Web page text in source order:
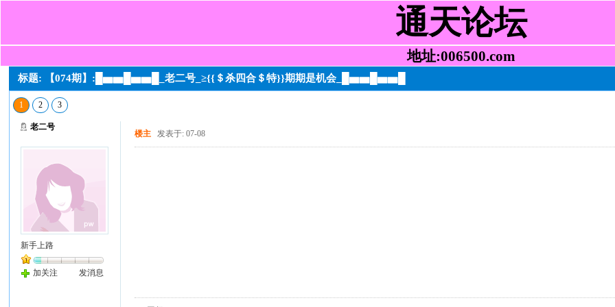
通天论坛
地址:006500.com
标题: 【074期】:█▅▅█▅▅█_老二号_≥{{＄杀四合＄特}}期期是机会_█▅▅█▅▅█
1 2 3
老二号
新手上路
加关注 发消息
楼主 发表于: 07-08